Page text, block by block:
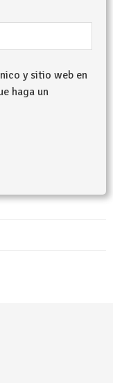
y sitio web en
haga un